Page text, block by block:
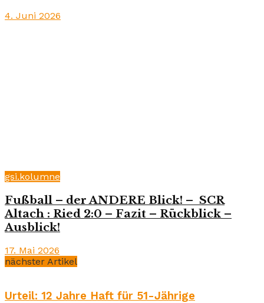
4. Juni 2026
gsi.kolumne
Fußball – der ANDERE Blick! – SCR
Altach : Ried 2:0 – Fazit – Rückblick –
Ausblick!
17. Mai 2026
nächster Artikel
Urteil: 12 Jahre Haft für 51-Jährige